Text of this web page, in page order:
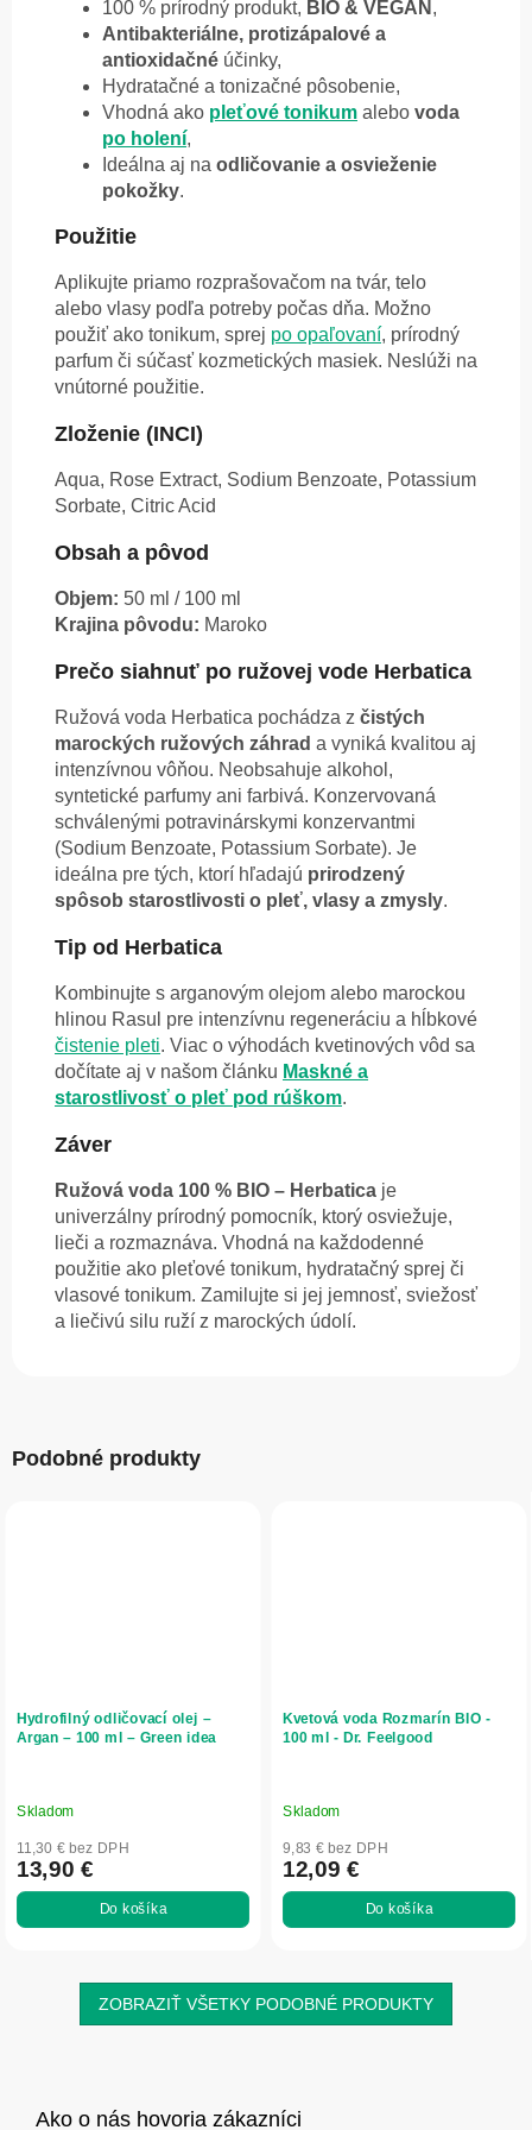
100 % prírodný produkt, BIO & VEGAN ,
Antibakteriálne, protizápalové a
antioxidačné účinky,
Hydratačné a tonizačné pôsobenie,
Vhodná ako pleťové tonikum alebo voda
po holení,
Ideálna aj na odličovanie a osvieženie
pokožky.
Použitie
Aplikujte priamo rozprašovačom na tvár, telo
alebo vlasy podľa potreby počas dňa. Možno
použiť ako tonikum, sprej po opaľovaní, prírodný
parfum či súčasť kozmetických masiek. Neslúži na
vnútorné použitie.
Zloženie (INCI)
Aqua, Rose Extract, Sodium Benzoate, Potassium
Sorbate, Citric Acid
Obsah a pôvod
Objem: 50 ml / 100 ml
Krajina pôvodu: Maroko
Prečo siahnuť po ružovej vode Herbatica
Ružová voda Herbatica pochádza z čistých
marockých ružových záhrad a vyniká kvalitou aj
intenzívnou vôňou. Neobsahuje alkohol,
syntetické parfumy ani farbivá. Konzervovaná
schválenými potravinárskymi konzervantmi
(Sodium Benzoate, Potassium Sorbate). Je
ideálna pre tých, ktorí hľadajú prirodzený
spôsob starostlivosti o pleť, vlasy a zmysly.
Tip od Herbatica
Kombinujte s arganovým olejom alebo marockou
hlinou Rasul pre intenzívnu regeneráciu a hĺbkové
čistenie pleti. Viac o výhodách kvetinových vôd sa
dočítate aj v našom článku Maskné a
starostlivosť o pleť pod rúškom.
Záver
Ružová voda 100 % BIO – Herbatica je
univerzálny prírodný pomocník, ktorý osviežuje,
lieči a rozmaznáva. Vhodná na každodenné
použitie ako pleťové tonikum, hydratačný sprej či
vlasové tonikum. Zamilujte si jej jemnosť, sviežosť
a liečivú silu ruží z marockých údolí.
Podobné produkty
Hydrofilný odličovací olej –
Argan – 100 ml – Green idea
Skladom
11,30 € bez DPH
13,90 €
Do košíka
Kvetová voda Rozmarín BIO -
100 ml - Dr. Feelgood
Skladom
9,83 € bez DPH
12,09 €
Do košíka
ZOBRAZIŤ VŠETKY PODOBNÉ PRODUKTY